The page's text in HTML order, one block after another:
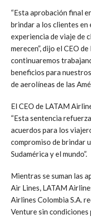
“Esta aprobación final
brindar a los clientes
experiencia de viaje de
merecen”, dijo el CEO
continuaremos
beneficios para
de aerolíneas de las
El CEO de LATAM
“Esta sentencia
acuerdos para los
compromiso de brindar
Sudamérica y el mundo”.
Mientras se suman las
Air Lines, LATAM
Airlines Colombia S.A.
Venture sin